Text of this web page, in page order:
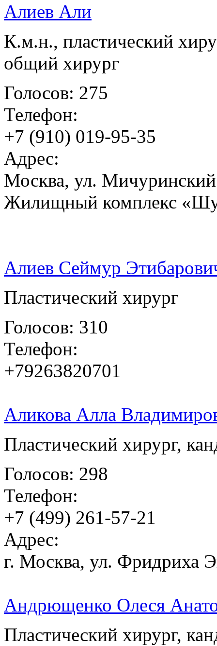
Алиев Али
К.м.н., пластический
общий хирург
Голосов: 275
Телефон:
+7 (910) 019-95-35
Адрес:
Москва, ул.
Жилищный комплекс
Алиев Сеймур
Пластический хирург
Голосов: 310
Телефон:
+79263820701
Аликова Алла
Пластический хирург,
Голосов: 298
Телефон:
+7 (499) 261-57-21
Адрес:
г. Москва, ул. Фридриха
Андрющенко Олеся
Пластический хирург,